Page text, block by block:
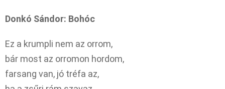
Donkó Sándor: Bohóc
Ez a krumpli nem az orrom,
bár most az orromon hordom,
farsang van, jó tréfa az,